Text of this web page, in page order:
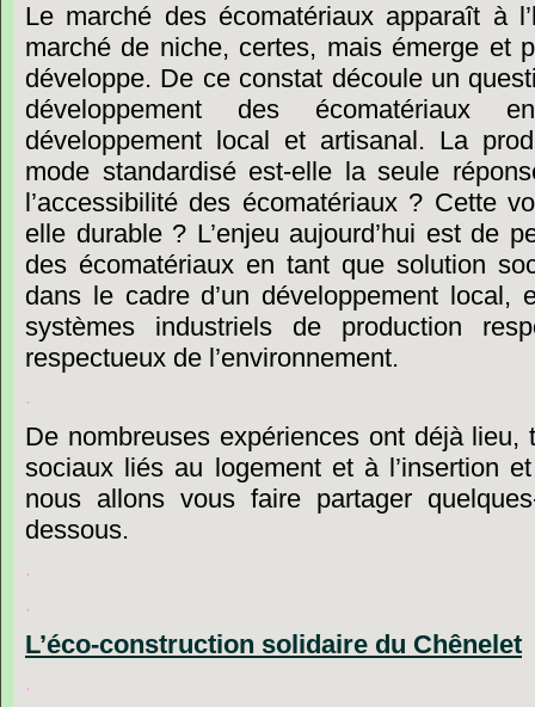
Le marché des écomatériaux apparaît à ’
marché de niche, certes, mais émerge et
développe. De ce constat découle un
développement
des écomatériaux
développement
local et artisanal. La
mode standardisé est-elle la seule
’accessibilité des écomatériaux ? Cette
elle durable ? L’enjeu aujourd’hui est de
des écomatériaux en tant que solution
dans
le cadre d’un développement local,
systèmes
industriels de production
respectueux de l’environnement.
.
De nombreuses expériences ont déjà lieu,
sociaux liés au logement et à l’insertion et
nous allons vous faire partager
dessous.
.
.
L’éco-construction solidaire du Chênelet
.